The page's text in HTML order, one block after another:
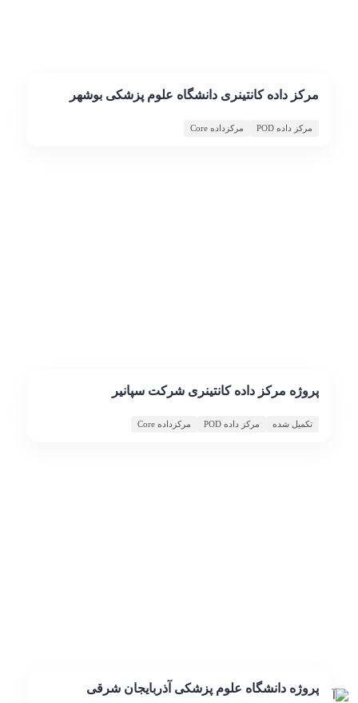
مرکز داده کانتینری دانشگاه علوم پزشکی بوشهر
مرکز داده POD مرکزداده Core
پروژه مرکز داده کانتینری شرکت سپانیر
تکمیل شده مرکز داده POD مرکزداده Core
پروژه دانشگاه علوم پزشکی آذربایجان شرقی